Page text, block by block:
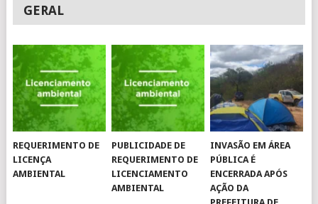
GERAL
REQUERIMENTO DE
LICENÇA
AMBIENTAL
PUBLICIDADE DE
REQUERIMENTO DE
LICENCIAMENTO
AMBIENTAL
INVASÃO EM ÁREA
PÚBLICA É
ENCERRADA APÓS
AÇÃO DA